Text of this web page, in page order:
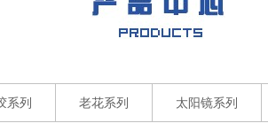
系列 老花系列 太阳镜系列